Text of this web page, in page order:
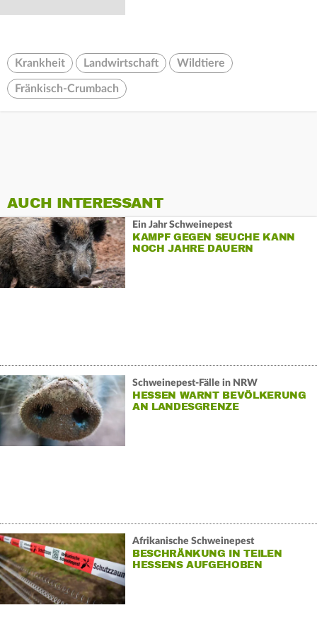
Krankheit Landwirtschaft Wildtiere
Fränkisch-Crumbach
AUCH INTERESSANT
Ein Jahr Schweinepest
KAMPF GEGEN SEUCHE KANN
NOCH JAHRE DAUERN
Schweinepest-Fälle in NRW
HESSEN WARNT BEVÖLKERUNG
AN LANDESGRENZE
Afrikanische Schweinepest
BESCHRÄNKUNG IN TEILEN
HESSENS AUFGEHOBEN